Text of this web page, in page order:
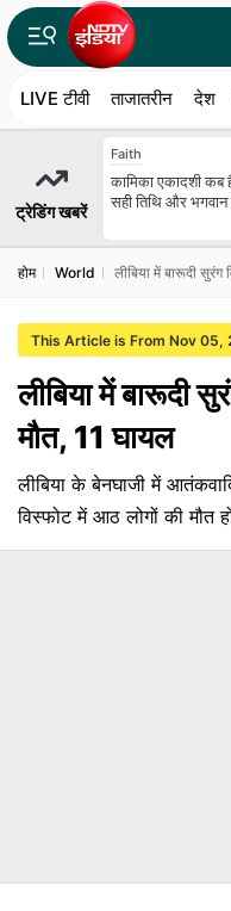
LIVE टीवी ताजातरीन देश
ट्रेडिंग खबरें
Faith
कामिका एकादशी कब
सही तिथि और
होम World लीबिया में बारूदी
This Article is From Nov 05,
लीबिया में बारूदी
मौत, 11 घायल
लीबिया के बेनघाजी में
विस्फोट में आठ लोगों की मौत